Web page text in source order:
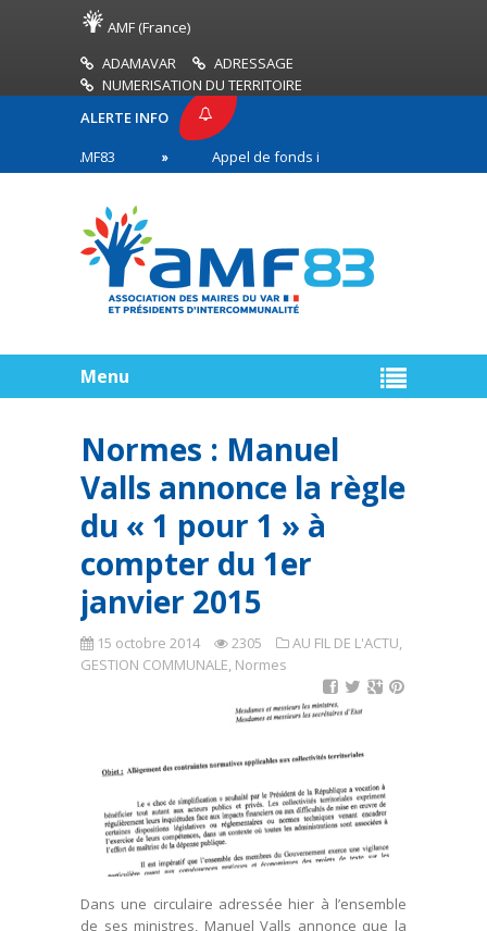
AMF (France)
ADAMAVAR
ADRESSAGE
NUMERISATION DU TERRITOIRE
ALERTE INFO
Appel de fonds incendies de forêt
en première ligne
Menu
Normes : Manuel
Valls annonce la règle
du « 1 pour 1 » à
compter du 1er
janvier 2015
15 octobre 2014 2305 AU FIL DE L'ACTU,
GESTION COMMUNALE, Normes
Dans une circulaire adressée hier à l’ensemble
de ses ministres, Manuel Valls annonce que la